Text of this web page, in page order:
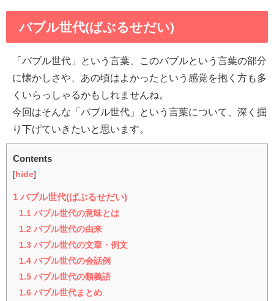
バブル世代(ばぶるせだい)
「バブル世代」という言葉、このバブルという言葉の部分
に懐かしさや、あの頃はよかったという感覚を抱く方も多
くいらっしゃるかもしれませんね。
今回はそんな「バブル世代」という言葉について、深く掘
り下げていきたいと思います。
Contents
[ hide]
1 バブル世代(ばぶるせだい)
1.1 バブル世代の意味とは
1.2 バブル世代の由来
1.3 バブル世代の文章・例文
1.4 バブル世代の会話例
1.5 バブル世代の類義語
1.6 バブル世代まとめ